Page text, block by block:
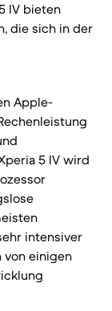
IV bieten
die sich in der
Apple-
5 IV wird
intensiver
von einigen